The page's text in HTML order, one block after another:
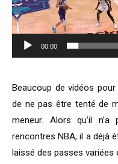
00:00
Beaucoup de vidéos
de ne pas être tenté de
meneur. Alors qu’il
rencontres NBA, il a déjà
laissé des passes variées